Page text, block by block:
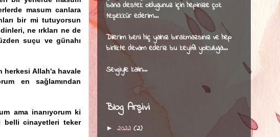
masum canlara
bir mi tutuyorsun
ne ırkları ne de
suçu ve günahı
herkesi Allah'a havale
en sağlamından
ama inanıyorum ki
belli cinayetleri teker
bana destek olduğunuz için hepinize çok
teşekkür ederim...
Dilerim beni hiç yalnız bırakmazsınız ve hep
birlikte devam ederiz bu keyifli yolculuğa...
Sevgiyle kalın...
Blog Arşivi
► 2022 (2)